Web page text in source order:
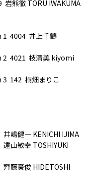
岩熊徹 TORU IWAKUMA
1 4004 井上千鶴
2 4021 枝清美 kiyomi
142 桐畑まりこ
井嶋健一 KENICHI IJIMA
遠山敏幸 TOSHIYUKI
齊藤豪俊 HIDETOSHI